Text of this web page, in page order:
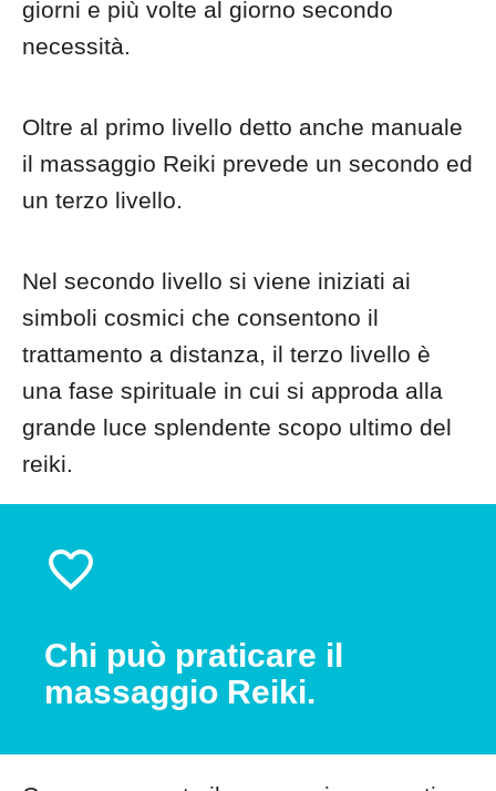
giorni e più volte al giorno secondo
necessità.
Oltre al primo livello detto anche manuale
il massaggio Reiki prevede un secondo ed
un terzo livello.
Nel secondo livello si viene iniziati ai
simboli cosmici che consentono il
trattamento a distanza, il terzo livello è
una fase spirituale in cui si approda alla
grande luce splendente scopo ultimo del
reiki.
Chi può praticare il
massaggio Reiki.